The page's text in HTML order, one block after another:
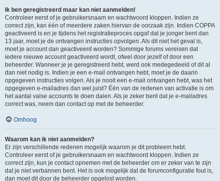
Ik ben geregistreerd maar kan niet aanmelden!
Controleer eerst of je gebruikersnaam en wachtwoord kloppen. Indien ze
correct zijn, kan één of meerdere zaken hiervan de oorzaak zijn. Indien COPPA
geactiveerd is en je tijdens het registratieproces opgaf dat je jonger bent dan
13 jaar, moet je de ontvangen instructies opvolgen. Als dit niet het geval is,
moet je account dan geactiveerd worden? Sommige forums vereisen dat
iedere nieuwe account geactiveerd wordt, ofwel door jezelf of door een
beheerder. Wanneer je je geregistreerd hebt, werd ook medegedeeld of dit al
dan niet nodig is. Indien je een e-mail ontvangen hebt, moet je de daarin
opgegeven instructies volgen. Als je nooit een e-mail ontvangen hebt, was het
opgegeven e-mailadres dan wel juist? Één van de redenen van activatie is om
het aantal valse accounts te doen dalen. Als je zeker bent dat je e-mailadres
correct was, neem dan contact op met de beheerder.
Omhoog
Waarom kan ik niet aanmelden?
Er zijn verschillende redenen mogelijk waarom je dit probleem hebt.
Controleer eerst of je gebruikersnaam en wachtwoord kloppen. Indien ze
correct zijn, kun je contact opnemen met de beheerder om er zeker van te zijn
dat je niet verbannen bent. Het is ook mogelijk dat de forumconfiguratie fout is,
dan moet dit door de beheerder opgelost worden.